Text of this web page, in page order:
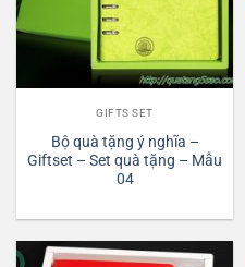
GIFTS SET
Bộ quà tặng ý nghĩa –
Giftset – Set quà tặng – Mẫu
04